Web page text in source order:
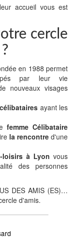
accueil vous est
cercle
en 1988 permet
par leur vie
nouveaux visages
ayant les
femme Célibataire
la rencontred'une
loisirs à Lyon vous
des personnes
DES AMIS (ES)…
d'amis.